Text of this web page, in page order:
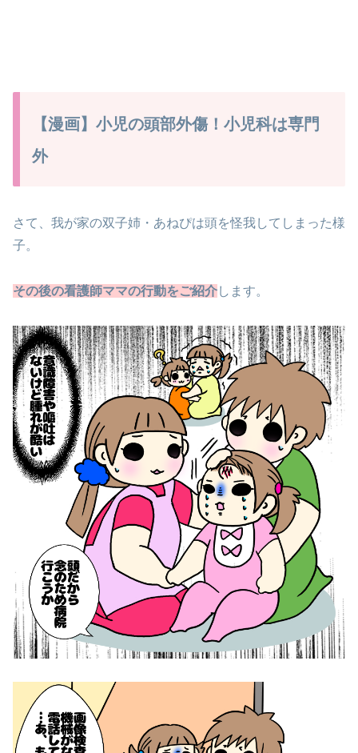
【漫画】小児の頭部外傷！小児科は専門
外
さて、我が家の双子姉・あねぴは頭を怪我してしまった様
子。
その後の看護師ママの行動をご紹介します。